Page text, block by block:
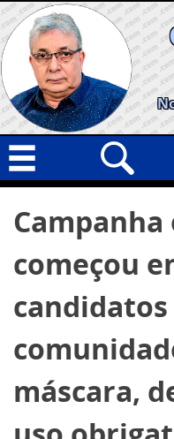
Skip
to
content
Geral
Cidades
Opinião
Informe especial
por:
começou
máscara,